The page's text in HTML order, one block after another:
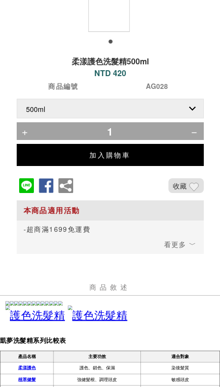
柔漾護色洗髮精500ml
NTD 420
商品編號 AG028
加入購物車
收藏
超商滿1699免運費
商品敘述